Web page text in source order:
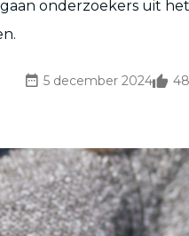
onderzoekers uit het
5 december 2024 48